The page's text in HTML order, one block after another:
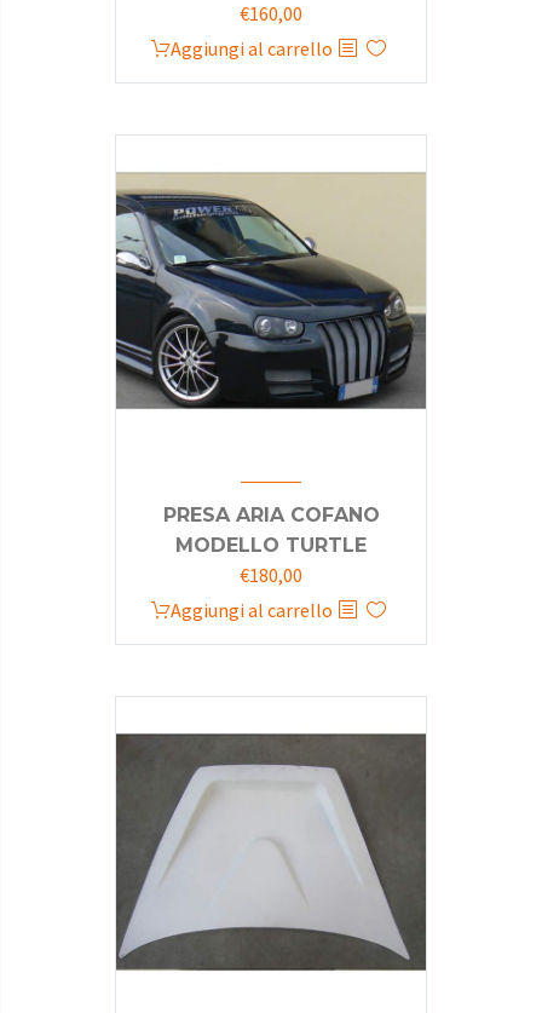
€160,00
Aggiungi al carrello
PRESA ARIA COFANO
MODELLO TURTLE
€180,00
Aggiungi al carrello